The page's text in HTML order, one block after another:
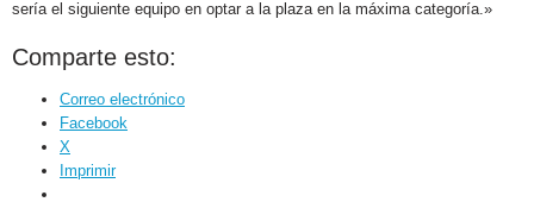
sería el siguiente equipo en optar a la plaza en la máxima categoría.»
Comparte esto:
Correo electrónico
Facebook
X
Imprimir